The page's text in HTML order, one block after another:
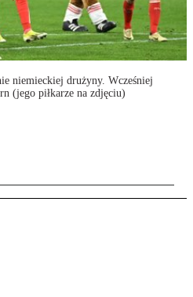
niemieckiej drużyny. Wcześniej
(jego piłkarze na zdjęciu)